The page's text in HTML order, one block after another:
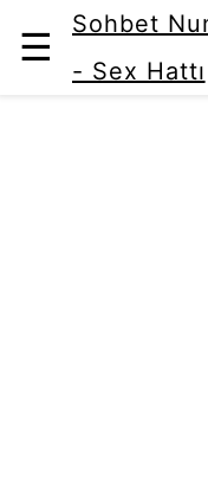
☰
Sohbet
- Sex Hattı